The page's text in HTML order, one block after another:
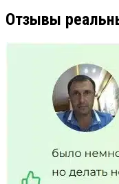
Отзывы